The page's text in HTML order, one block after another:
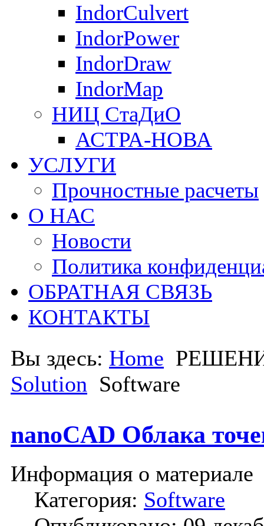
IndorCulvert
IndorPower
IndorDraw
IndorMap
НИЦ СтаДиО
АСТРА-НОВА
УСЛУГИ
Прочностные расчеты
О НАС
Новости
Политика
ОБРАТНАЯ СВЯЗЬ
КОНТАКТЫ
Вы здесь: Home
Solution Software
nanoCAD Облака
Информация о материале
Категория: Software